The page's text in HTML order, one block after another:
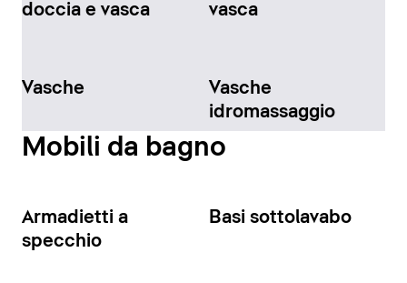
doccia e vasca
vasca
Vasche
Vasche
idromassaggio
Mobili da bagno
Armadietti a
specchio
Basi sottolavabo